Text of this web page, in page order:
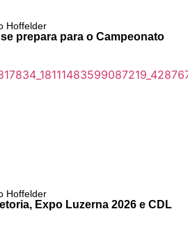
Hoffelder
prepara para o Campeonato
Hoffelder
Expo Luzerna 2026 e CDL